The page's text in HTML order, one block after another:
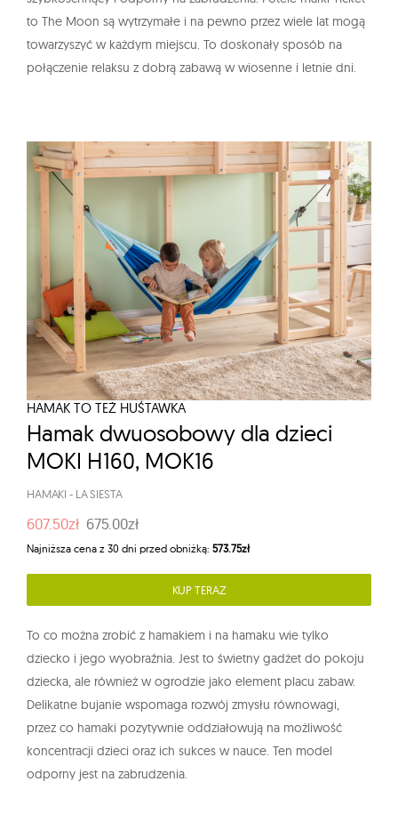
to The Moon są wytrzymałe i na pewno przez wiele lat mogą
towarzyszyć w każdym miejscu. To doskonały sposób na
połączenie relaksu z dobrą zabawą w wiosenne i letnie dni.
HAMAK TO TEŻ HUŚTAWKA
Hamak dwuosobowy dla dzieci
MOKI H160, MOK16
HAMAKI - LA SIESTA
607.50zł 675.00zł
Najniższa cena z 30 dni przed obniżką: 573.75zł
KUP TERAZ
To co można zrobić z hamakiem i na hamaku wie tylko
dziecko i jego wyobraźnia. Jest to świetny gadżet do pokoju
dziecka, ale również w ogrodzie jako element placu zabaw.
Delikatne bujanie wspomaga rozwój zmysłu równowagi,
przez co hamaki pozytywnie oddziałowują na możliwość
koncentracji dzieci oraz ich sukces w nauce. Ten model
odporny jest na zabrudzenia.